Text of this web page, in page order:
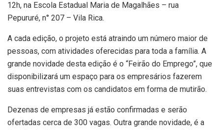
12h, na Escola Estadual Maria de Magalhães – rua
Pepururé, n° 207 – Vila Rica.
A cada edição, o projeto está atraindo um número maior de
pessoas, com atividades oferecidas para toda a família. A
grande novidade desta edição é o “Feirão do Emprego”, que
disponibilizará um espaço para os empresários fazerem
suas entrevistas com os candidatos em forma de mutirão.
Dezenas de empresas já estão confirmadas e serão
ofertadas cerca de 300 vagas. Outra grande novidade, é a